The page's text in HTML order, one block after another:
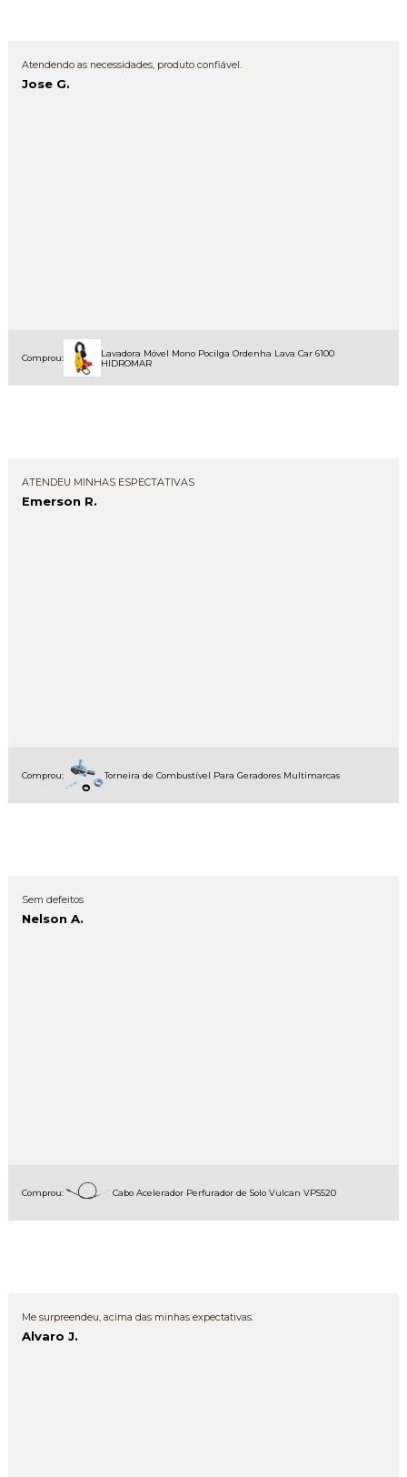
Atendendo as necessidades, produto confiável.
Jose G.
Comprou:
Lavadora Móvel Mono Pocilga Ordenha Lava Car 6100
HIDROMAR
ATENDEU MINHAS ESPECTATIVAS
Emerson R.
Comprou: Torneira de Combustível Para Geradores Multimarcas
Sem defeitos
Nelson A.
Comprou: Cabo Acelerador Perfurador de Solo Vulcan VPS520
Me surpreendeu, acima das minhas expectativas.
Alvaro J.